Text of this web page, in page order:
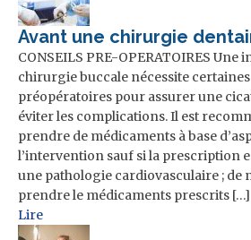
Avant une chirurgie
CONSEILS PRE-OPERATOIRES
chirurgie buccale nécessite
préopératoires pour assurer une
éviter les complications. Il est
prendre de médicaments à base
l’intervention sauf si la prescription
une pathologie cardiovasculaire ; de
prendre le médicaments prescrits […]
Lire